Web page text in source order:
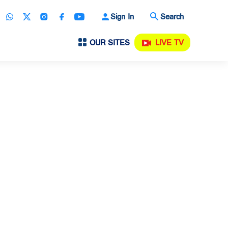
Sign In Search
OUR SITES LIVE TV